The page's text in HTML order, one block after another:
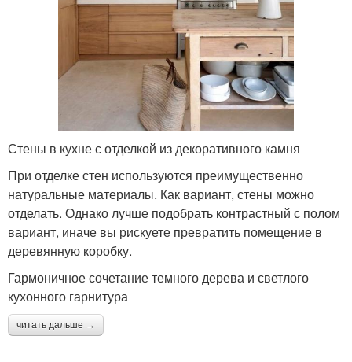
Стены в кухне с отделкой из декоративного камня
При отделке стен используются преимущественно
натуральные материалы. Как вариант, стены можно
отделать. Однако лучше подобрать контрастный с полом
вариант, иначе вы рискуете превратить помещение в
деревянную коробку.
Гармоничное сочетание темного дерева и светлого
кухонного гарнитура
читать дальше →